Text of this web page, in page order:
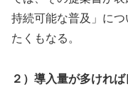
持続可能な普及」に
たくもなる。
２）導入量が多けれ